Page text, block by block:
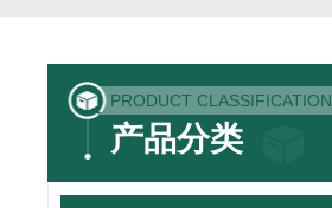
PRODUCT CLASSIFICATION
产品分类